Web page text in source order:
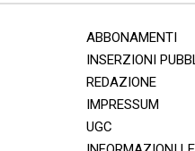
ABBONAMENTI
INSERZIONI
REDAZIONE
IMPRESSUM
UGC